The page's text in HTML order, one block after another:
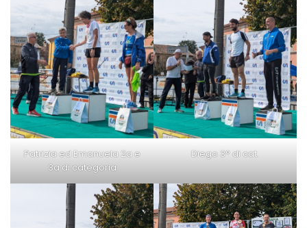
Patrizia ed Emanuela 2a e
3a di categoria
Diego 3° di cat.